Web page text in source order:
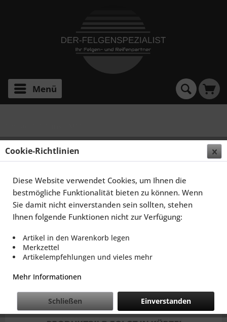
Menü
SCHMIDT FELGEN 19 ZOLL RACELITE FÜR BMW 6ER
E63, SATINBLACK
Cookie-Richtlinien
Diese Website verwendet Cookies, um Ihnen die
bestmögliche Funktionalität bieten zu können. Wenn
Sie damit nicht einverstanden sein sollten, stehen
Ihnen folgende Funktionen nicht zur Verfügung:
Artikel in den Warenkorb legen
Merkzettel
Artikelempfehlungen und vieles mehr
Mehr Informationen
Einverstanden
Schließen